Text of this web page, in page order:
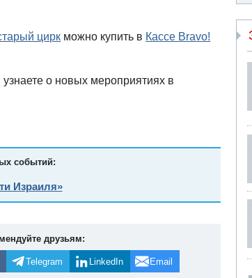
цирк можно купить в Кассе Bravo!
о новых мероприятиях в
событий:
Израиля»
друзьям:
Telegram LinkedIn Email